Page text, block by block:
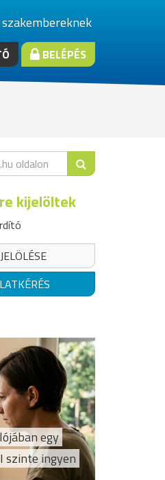
BELÉPÉS
kijelöltek
egy
szinte ingyen